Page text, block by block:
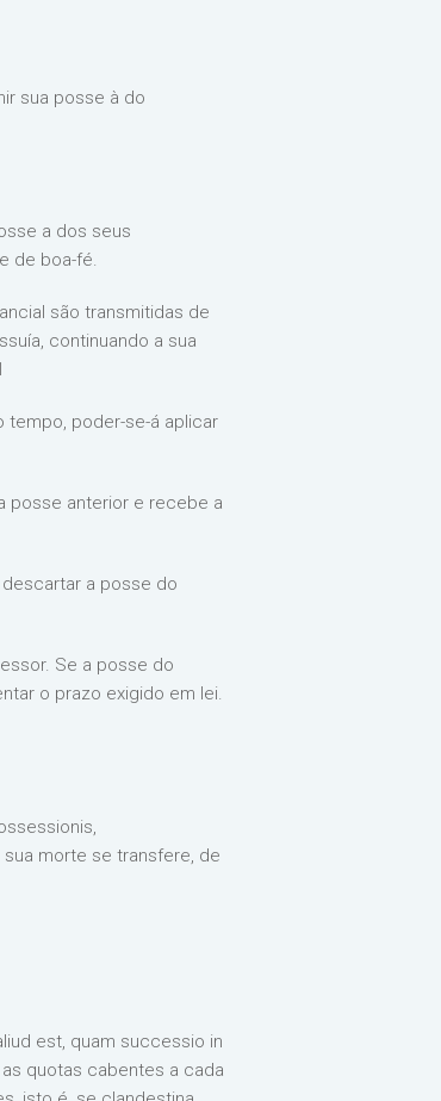
sua posse à do
a dos seus
de boa-fé.
são transmitidas de
continuando a sua
tempo, poder-se-á aplicar
posse anterior e recebe a
a posse do
Se a posse do
o prazo exigido em lei.
morte se transfere, de
est, quam successio in
quotas cabentes a cada